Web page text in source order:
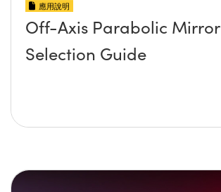
應用說明
Off-Axis Parabolic Mirror
Selection Guide